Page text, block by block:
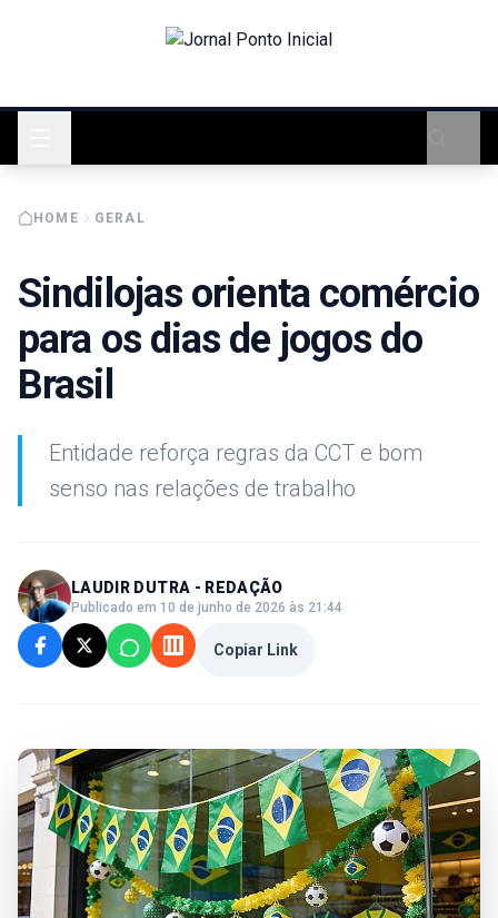
HOME GERAL
Sindilojas orienta comércio
para os dias de jogos do
Brasil
Entidade reforça regras da CCT e bom
senso nas relações de trabalho
LAUDIR DUTRA - REDAÇÃO
Publicado em 10 de junho de 2026 às 21:44
Copiar Link